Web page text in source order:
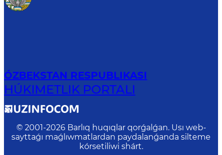
ÓZBEKSTAN RESPUBLIKASI
HÚKIMETLIK PORTALI
© 2001-2026 Barlıq huqıqlar qorǵalǵan. Usı web-
sayttaǵı maǵlıwmatlardan paydalanǵanda silteme
kórsetiliwi shárt.